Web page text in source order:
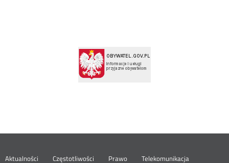
Aktualności Częstotliwości Prawo Telekomunikacja